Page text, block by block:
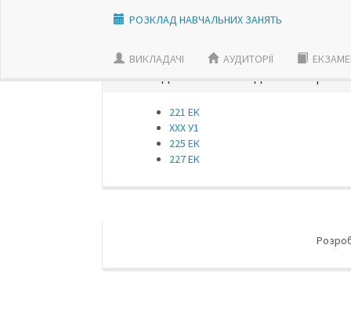
РОЗКЛАД НАВЧАЛЬНИХ ЗАНЯТЬ
ВИКЛАДАЧI АУДИТОРІЇ
221 ЕК
ХХХ У1
225 ЕК
227 ЕК